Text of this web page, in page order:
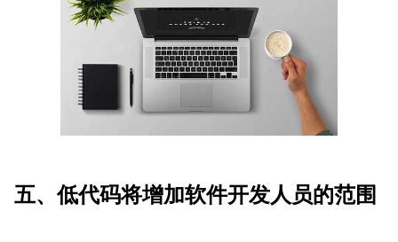
五、低代码将增加软件开发人员的范围